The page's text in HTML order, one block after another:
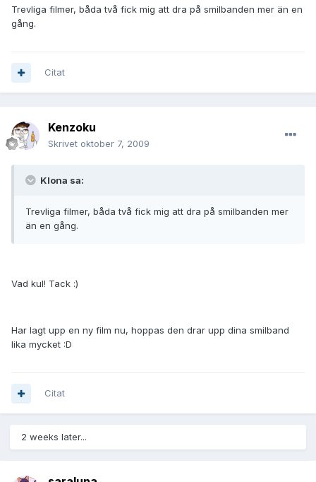
Trevliga filmer, båda två fick mig att dra på smilbanden mer än en
gång.
Citat
Kenzoku
Skrivet oktober 7, 2009
Klona sa:
Trevliga filmer, båda två fick mig att dra på smilbanden mer
än en gång.
Vad kul! Tack :)
Har lagt upp en ny film nu, hoppas den drar upp dina smilband
lika mycket :D
Citat
2 weeks later...